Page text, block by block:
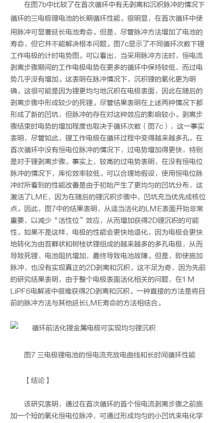
在图7b中比较了在首次循环中有无剥离和沉积脉冲的情况下
循环的三电极锂电池的长期循环性能。很明显，在首次循环中使
用脉冲可显著延长电池寿命。但是，尽管脉冲方法增加了电池的
寿命，但它并不能解决根本问题。图7c显示了不同循环次数下锂
工作电极的计时电势图。可以看出，当采用脉冲方法时，恒电流
剥离步骤期间的工作电极电势在更多的循环中保持较低，而过电
势几乎没有增加。这表明在脉冲情况下，沉积锂的氧化更为明
确。这很可能是因为锂更均匀地沉积在电极表面，因此在随后的
剥离步骤中形成较少的死锂。尽管结果表明在上述两种情况下都
形成了新的凹坑，但脉冲的存在对这种效应的影响较小。剥离步
骤结束时电势的增加程度也取决于循环次数（图7c），这一事实
表明，尽管如此，锂工作电极在循环过程中变得越来越多孔。在
首次循环中没有恒电位脉冲的情况下，过电势增加得更快，特别
是对于锂剥离步骤。事实上，较高的过电势表明，在没有恒电位
脉冲的情况下，库伦效率较低。可以合理地假设，使用恒电位脉
冲时所看到的性能改善是由于初始产生了更均匀的凹坑分布，这
激活了LME，因为在随后的锂沉积步骤中，凹坑充当优先成核位
点。因此，图7中的结果表明，从适当活化的LME表面开始非常
重要，以减少“活性位”效应，从而增加获得2D锂沉积的可能
性。如果不是这样，电极的性能会更快地退化，因为电极会更快
地转化为由苔藓状和树枝状锂组成的越来越多的多孔电极，从而
导致死锂、电池阻抗增加，最终导致电池故障。但是，即使施加
脉冲，也没有实现真正的2D剥离和沉积。这不足为奇，因为先前
的研究结果表明，由于整个电极表面活化相关的问题，在1 M
LiPF6电解液中很难获得2D剥离和沉积。一种直接的方法是将目
前的脉冲方法与其他延长LME寿命的方法相结合。
图7 三电极锂电池的恒电流充放电曲线和长时间循环性能
【结论】
该研究表明，通过在首次循环的首个恒电流剥离步骤之前施
加一个短的氧化恒电位脉冲，可通过形成均匀的小凹坑来电化学